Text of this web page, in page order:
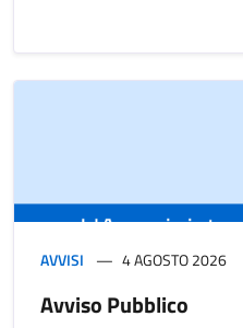
AVVISI 4 AGOSTO 2026
Avviso Pubblico